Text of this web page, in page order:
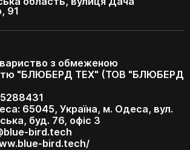
91
з обмеженою
"БЛЮБЕРД ТЕХ" (ТОВ "БЛЮБЕРД
65045, Україна, м. Одеса, вул.
буд. 76, офіс 3
bird.tech
bird.tech/